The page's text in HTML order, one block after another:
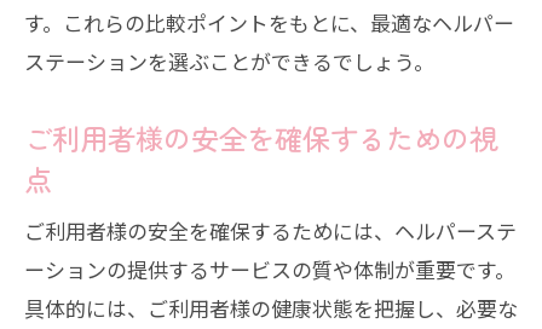
す。これらの比較ポイントをもとに、最適なヘルパー
ステーションを選ぶことができるでしょう。
ご利用者様の安全を確保するための視
点
ご利用者様の安全を確保するためには、ヘルパーステ
ーションの提供するサービスの質や体制が重要です。
具体的には、ご利用者様の健康状態を把握し、必要な